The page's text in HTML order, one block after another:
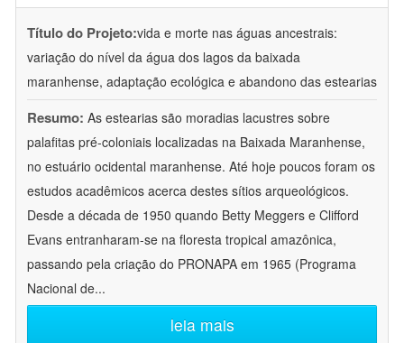
Título do Projeto:vida e morte nas águas ancestrais:
variação do nível da água dos lagos da baixada
maranhense, adaptação ecológica e abandono das estearias
Resumo: As estearias são moradias lacustres sobre
palafitas pré-coloniais localizadas na Baixada Maranhense,
no estuário ocidental maranhense. Até hoje poucos foram os
estudos acadêmicos acerca destes sítios arqueológicos.
Desde a década de 1950 quando Betty Meggers e Clifford
Evans entranharam-se na floresta tropical amazônica,
passando pela criação do PRONAPA em 1965 (Programa
Nacional de...
leia mais